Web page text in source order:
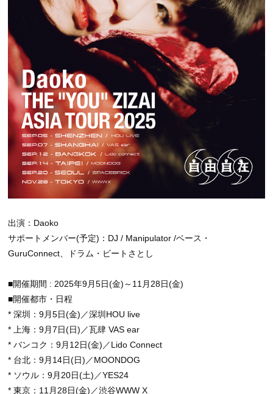
出演：Daoko
サポートメンバー(予定)：DJ / Manipulator /ベース・
GuruConnect、ドラム・ビートさとし
■開催期間 : 2025年9月5日(金)～11月28日(金)
■開催都市・日程
* 深圳：9月5日(金)／深圳HOU live
* 上海：9月7日(日)／瓦肆 VAS ear
* バンコク：9月12日(金)／Lido Connect
* 台北：9月14日(日)／MOONDOG
* ソウル：9月20日(土)／YES24
* 東京：11月28日(金)／渋谷WWW X